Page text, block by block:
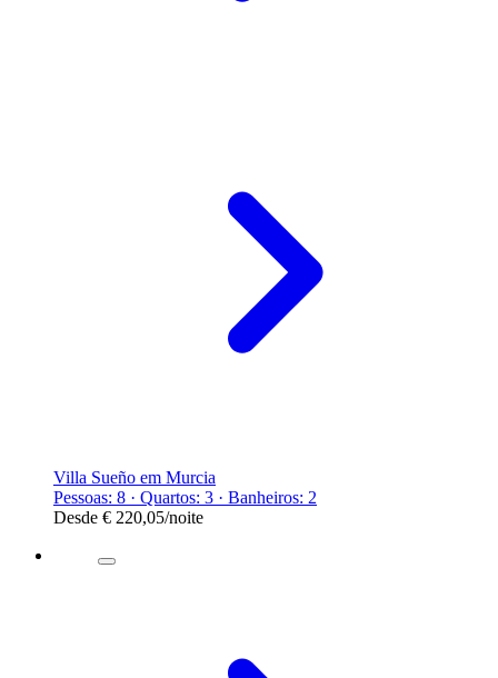
Villa Sueño em Murcia
Pessoas: 8 · Quartos: 3 · Banheiros: 2
Desde € 220,05/noite